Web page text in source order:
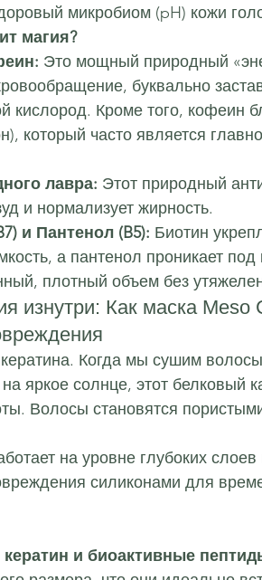
микробиом (pH) кожи
магия?
Это мощный природный
буквально
кислород. Кроме того, кофеин
который часто является
лавра: Этот природный
и нормализует жирность.
и Пантенол (B5): Биотин
а пантенол проникает под
плотный объем без
изнутри: Как маска Meso
кератина. Когда мы сушим
яркое солнце, этот белковый
Волосы становятся
на уровне глубоких
силиконами для
и биоактивные